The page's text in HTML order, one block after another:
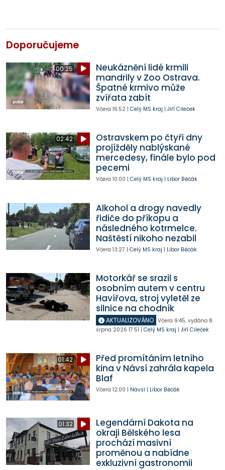
Doporučujeme
00:25
Neukáznění lidé krmili
mandrily v Zoo Ostrava.
Špatné krmivo může
zvířata zabít
Včera 16:52| Celý MS kraj | Jiří Cileček
02:42
Ostravskem po čtyři dny
projížděly nablýskané
mercedesy, finále bylo pod
pecemi
Včera 10:00 | Celý MS kraj | Libor Běčák
Alkohol a drogy navedly
řidiče do příkopu a
následného kotrmelce.
Naštěstí nikoho nezabil
Včera 13:27 | Celý MS kraj | Libor Běčák
Motorkář se srazil s
osobním autem v centru
Havířova, stroj vyletěl ze
silnice na chodník
AKTUALIZOVÁNO Včera 9:45, vydáno 8.
srpna 2026 17:51 | Celý MS kraj | Jiří Cileček
01:42
Před promítáním letního
kina v Návsí zahrála kapela
Blaf
Včera 12:00 | Návsí| Libor Běčák
01:32
Legendární Dakota na
okraji Bělského lesa
prochází masivní
proměnou a nabídne
exkluzivní gastronomii